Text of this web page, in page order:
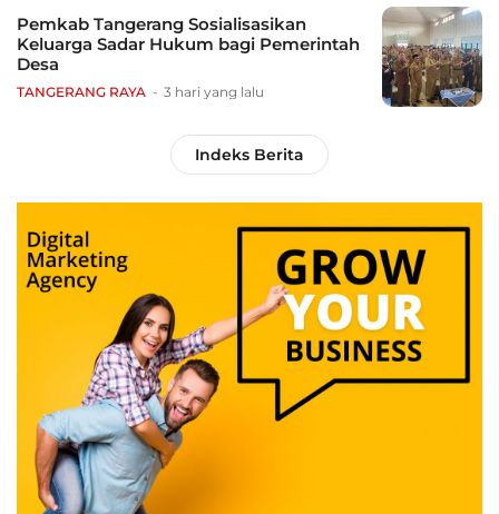
Pemkab Tangerang Sosialisasikan
Keluarga Sadar Hukum bagi Pemerintah
Desa
TANGERANG RAYA 3 hari yang lalu
Indeks Berita